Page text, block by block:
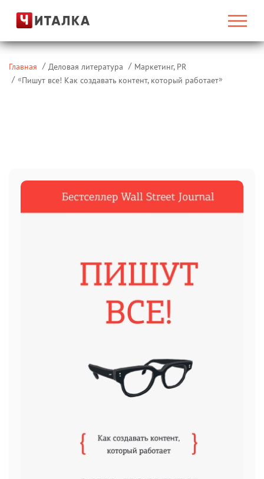
Главная Деловая литература
Маркетинг, PR
«Пишут все! Как создавать контент, который работает»